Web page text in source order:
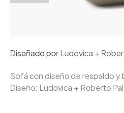
Diseñado porLudovica +
Sofá con diseño de respaldo y
Diseño: Ludovica + Roberto